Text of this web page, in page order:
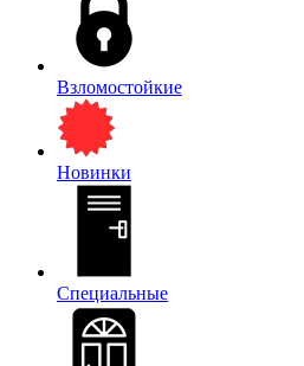
Взломостойкие
Новинки
Специальные